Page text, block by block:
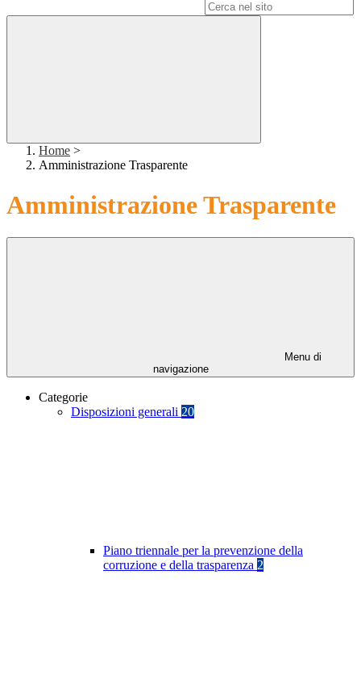
Home >
Amministrazione Trasparente
Amministrazione Trasparente
Menu di
navigazione
Categorie
Disposizioni generali 20
Piano triennale per la prevenzione della
corruzione e della trasparenza 2